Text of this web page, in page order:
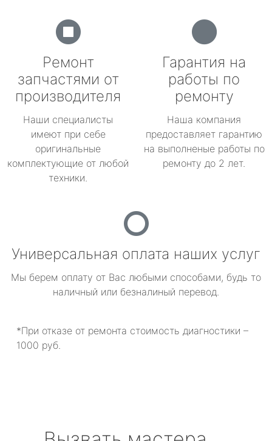
Ремонт
запчастями от
производителя
Наши специалисты
имеют при себе
оригинальные
комплектующие от любой
техники.
Гарантия на
работы по
ремонту
Наша компания
предоставляет гарантию
на выполненые работы по
ремонту до 2 лет.
Универсальная оплата наших услуг
Мы берем оплату от Вас любыми способами, будь то
наличный или безналиный перевод.
*При отказе от ремонта стоимость диагностики –
1000 руб.